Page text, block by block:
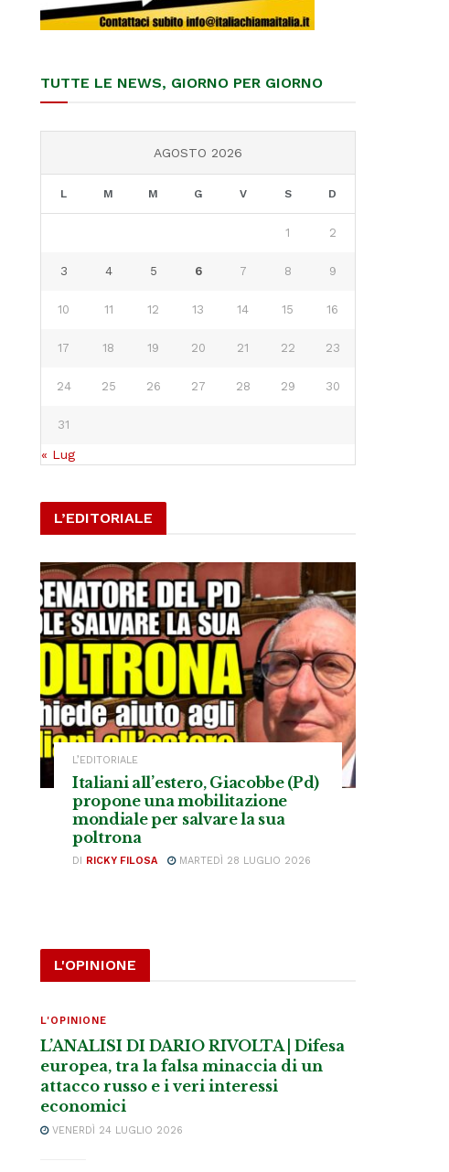
TUTTE LE NEWS, GIORNO PER GIORNO
AGOSTO 2026
L M M G V S D
1 2
3 4 5 6 7 8 9
10 11 12 13 14 15 16
17 18 19 20 21 22 23
24 25 26 27 28 29 30
31
« Lug
L’EDITORIALE
L’EDITORIALE
Italiani all’estero, Giacobbe (Pd)
propone una mobilitazione
mondiale per salvare la sua
poltrona
DI RICKY FILOSA MARTEDÌ 28 LUGLIO 2026
L'OPINIONE
L'OPINIONE
L’ANALISI DI DARIO RIVOLTA | Difesa
europea, tra la falsa minaccia di un
attacco russo e i veri interessi
economici
VENERDÌ 24 LUGLIO 2026